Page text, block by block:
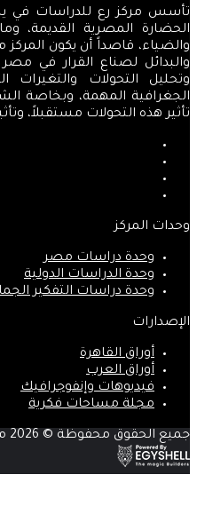
الحضارة المصرية القديمة،
والضياء، قاصداً أن يكون المركز
والبدائل لصناع القرار في
وتحليل التحولات والتغيرات
الجغرافية المهمة، وبخاصة
تأثير هذه التحولات مستقبلاً،
وحدات المركز
وحدة دراسات مصر
وحدة الدراسات الدولية
وحدة دراسات التفكير
الإصدارات
أوراق القاهرة
أوراق العرب
فيديوهات وإنفوجرافيك
مجلة مساحات فكرية
جميع الحقوق محفوظة © 2026 مركز رع للدراسات الاستراتيجية